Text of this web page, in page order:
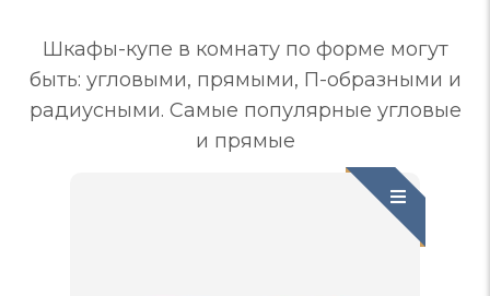
Шкафы-купе в комнату по форме могут
быть: угловыми, прямыми, П-образными и
радиусными. Самые популярные угловые
и прямые